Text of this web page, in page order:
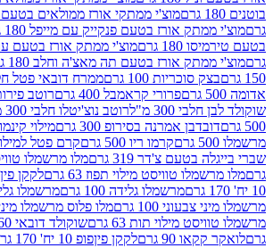
אורז בטעם פנקייק עם מייפל 180 גרם
מוצ'י
גרם
אורז בטעם תה מאצ'ה וחלב 180 גרם
אמיצ'לי
סוכריות 100 גרם
ממרח דובאי פטל חלבי 500 גרם
פרורי קראמבל 400 גרם
רוטב פירות יער 300 מ"ל
300 מ"ל
רוטב נוצ'יטלו חלבי 300 מ"ל
מלית
אמרנה בסירופ 300 גרם
מילוי קינמון 500 גרם
קרמו ריו 500 גרם
קרם פטל למילוי מקרון 500 ג'
צ'דר 319 גרם
טוויסט מילוי תפוז 63 גרם
לקקן פיןפופ-פירות
מרשמלו גלידה 100 גרם
מרשמלו גלידה 25 גרם
100 גרם
מלו פלוס מרשמלו מיני ורוד לבן 100 גרם
מילוי תות 63 גרם
שוקולד דובאי 60 גרם
90 גרם
לקקן פיןפופ 10 יח' 170 גרם
אוראו